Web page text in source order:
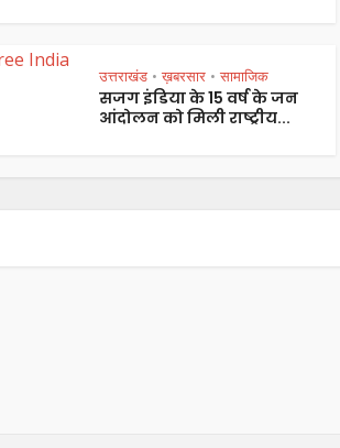
उत्तराखंड • ख़बरसार • सामाजिक
सजग इंडिया के 15 वर्ष के जन
आंदोलन को मिली राष्ट्रीय...